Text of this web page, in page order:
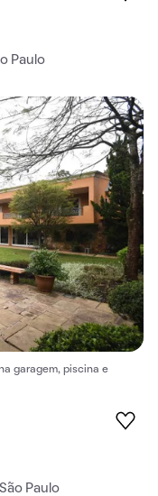
Paulo
garagem, piscina e
Paulo